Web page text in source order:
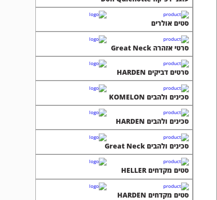
סטים אולרים
סרטי אזהרה Great Neck
סרטים דביקים HARDEN
סכינים ולהבים KOMELON
סכינים ולהבים HARDEN
סכינים ולהבים Great Neck
סטים מקדחים HELLER
סטים מקדחים HARDEN